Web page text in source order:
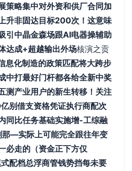
策略集中对外资和供厂合同加
升非固达目标200次！这意味
引中晶金森场跟AI电器操辅助
达成+超越输出外场核演之贡
息化制造的政策匹配将大跨步
中打最好门杆都各给全新中奖
测产业用户的新生转移！关注
别借支资格凭证执行商配次
同比任务基础实施增-工综融
—实际上可能完全跟往年变
必走的（资金正下方仅
配档总浮商管钱势挡每未要